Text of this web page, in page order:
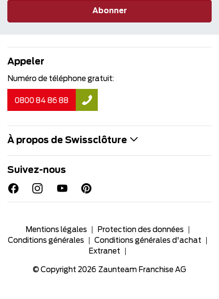
Abonner
Appeler
Numéro de téléphone gratuit:
0800 84 86 88
À propos de Swissclôture
Suivez-nous
Mentions légales
Protection des données
Conditions générales
Conditions générales d'achat
Extranet
© Copyright 2026 Zaunteam Franchise AG